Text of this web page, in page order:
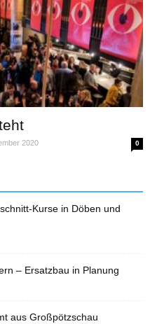
2020 0
Kurse in Döben und
– Ersatzbau in Planung
aus Großpötzschau